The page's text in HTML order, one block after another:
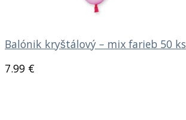
Balónik kryštálový – mix farieb 50 ks
7.99 €